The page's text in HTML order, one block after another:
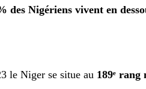
des Nigériens vivent en
le Niger se situe au 189ᵉ